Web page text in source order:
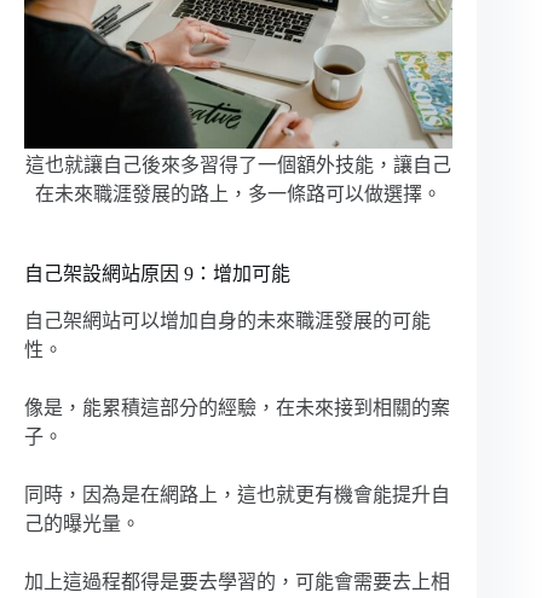
這也就讓自己後來多習得了一個額外技能，讓自己
在未來職涯發展的路上，多一條路可以做選擇。
自己架設網站原因 9：增加可能
自己架網站可以增加自身的未來職涯發展的可能
性。
像是，能累積這部分的經驗，在未來接到相關的案
子。
同時，因為是在網路上，這也就更有機會能提升自
己的曝光量。
加上這過程都得是要去學習的，可能會需要去上相